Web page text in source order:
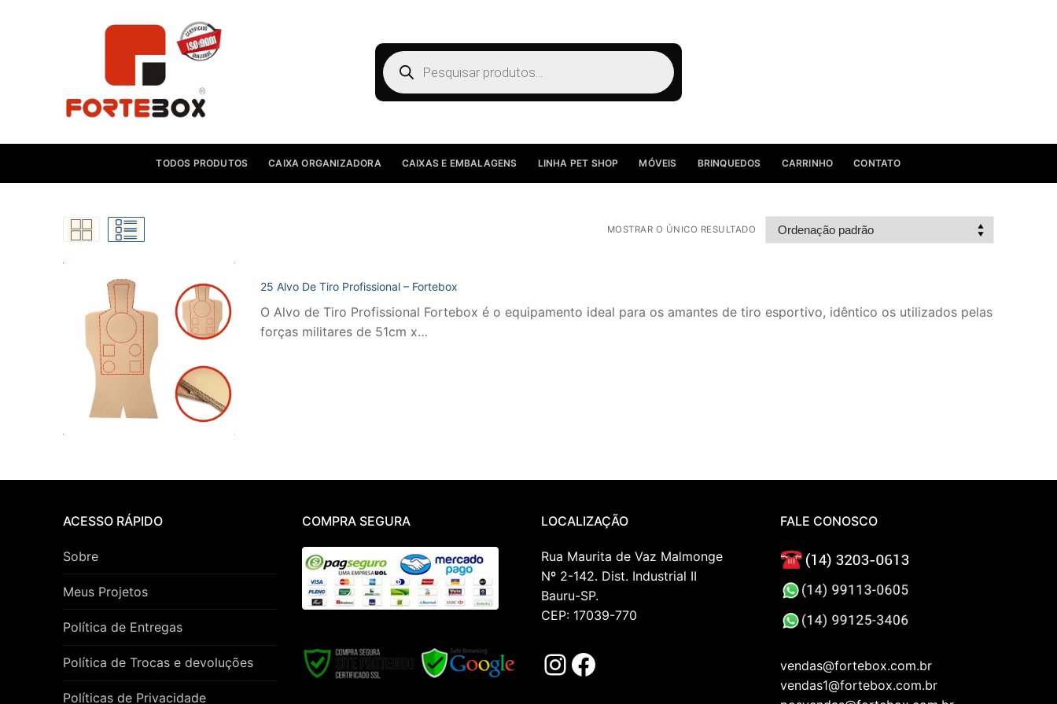
Pesquisar
produtos
TODOS PRODUTOS CAIXA ORGANIZADORA CAIXAS E EMBALAGENS LINHA PET SHOP MÓVEIS BRINQUEDOS CARRINHO CONTATO
MOSTRAR O ÚNICO RESULTADO
25 Alvo De Tiro Profissional – Fortebox
O Alvo de Tiro Profissional Fortebox é o equipamento ideal para os amantes de tiro esportivo, idêntico os utilizados pelas
forças militares de 51cm x…
ACESSO RÁPIDO
Sobre
Meus Projetos
Política de Entregas
Política de Trocas e devoluções
Políticas de Privacidade
COMPRA SEGURA LOCALIZAÇÃO
Rua Maurita de Vaz Malmonge
Nº 2-142. Dist. Industrial II
Bauru-SP.
CEP: 17039-770
Instagram Facebook
FALE CONOSCO
vendas@fortebox.com.br
vendas1@fortebox.com.br